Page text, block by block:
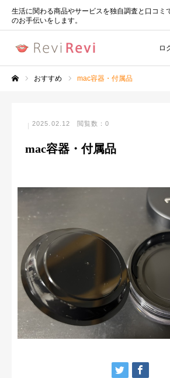
生活に関わる商品やサービスを独自調査と口コミ
のお手伝いをします。
ロ
おすすめ mac容器・付属品
2025.02.12 閲覧数：0
mac容器・付属品